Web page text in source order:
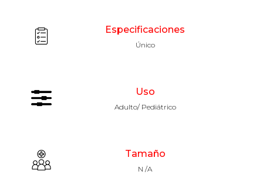
Especificaciones
Único
Uso
Adulto/ Pediátrico
Tamaño
N /A